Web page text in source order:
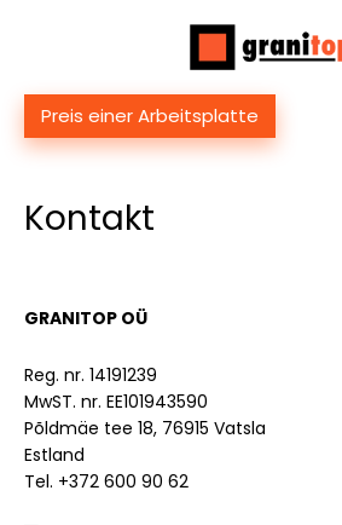
Preis einer Arbeitsplatte
Kontakt
GRANITOP OÜ
Reg. nr. 14191239
MwST. nr. EE101943590
Põldmäe tee 18, 76915 Vatsla
Estland
Tel. +372 600 90 62